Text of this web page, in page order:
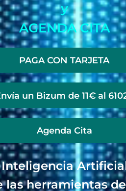
y
AGENDA CITA
PAGA CON TARJETA
un Bizum de 11€ al
Agenda Cita
herramientas